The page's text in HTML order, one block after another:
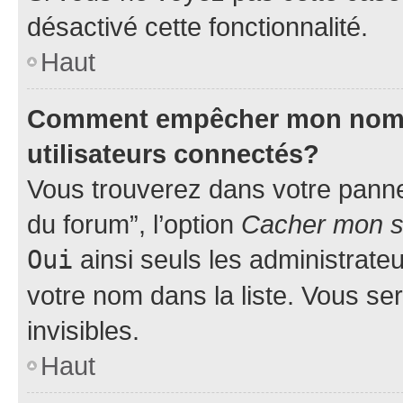
désactivé cette fonctionnalité.
Haut
Comment empêcher mon
utilisateurs connectés?
Vous trouverez dans votre
du forum”, l’option Cacher mon
Oui ainsi seuls les
votre nom dans la liste. Vous
invisibles.
Haut